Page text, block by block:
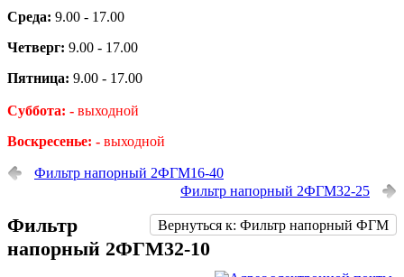
Среда: 9.00 - 17.00
Четверг: 9.00 - 17.00
Пятница: 9.00 - 17.00
Суббота: - выходной
Воскресенье: - выходной
Фильтр напорный 2ФГМ16-40
Фильтр напорный 2ФГМ32-25
Вернуться к: Фильтр напорный ФГМ
Фильтр
напорный 2ФГМ32-10